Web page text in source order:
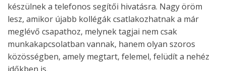
készülnek a telefonos segítői hivatásra. Nagy öröm
lesz, amikor újabb kollégák csatlakozhatnak a már
meglévő csapathoz, melynek tagjai nem csak
munkakapcsolatban vannak, hanem olyan szoros
közösségben, amely megtart, felemel, felüdít a nehéz